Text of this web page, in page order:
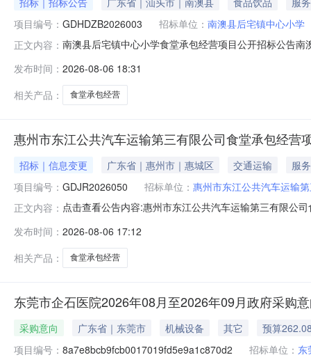
项目编号： GDHDZB2026003 招标单位： 南澳县后宅镇中心小学
正文内容： 南澳县后宅镇中心小学食堂承包经营项目公开招标公告
GDHDZB2026003二、采购项目名称：南澳县后宅镇中
校园食品安全和膳食经费管理监督
发布时间： 2026-08-06 18:31
相关产品：
食堂承包经营
惠州市东江公共汽车运输第三有限公司食堂承包经营
招标｜信息变更 广东省｜惠州市｜惠城区 交通运输
服务
项目编号： GDJR2026050 招标单位： 惠州市东江公共汽车运输
正文内容： 点击查看公告内容:惠州市东江公共汽车运输第三有限公
发布时间： 2026-08-06 17:12
相关产品：
食堂承包经营
东莞市企石医院2026年08月至2026年09月政府采购
采购意向 广东省｜东莞市 机械设备 其它
预算
项目编号： 8a7e8bcb9fcb0017019fd5e9a1c870d2 招标单位： 东